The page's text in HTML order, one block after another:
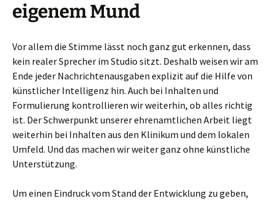
eigenem Mund
Vor allem die Stimme lässt noch ganz gut erkennen, dass
kein realer Sprecher im Studio sitzt. Deshalb weisen wir am
Ende jeder Nachrichtenausgaben explizit auf die Hilfe von
künstlicher Intelligenz hin. Auch bei Inhalten und
Formulierung kontrollieren wir weiterhin, ob alles richtig
ist. Der Schwerpunkt unserer ehrenamtlichen Arbeit liegt
weiterhin bei Inhalten aus den Klinikum und dem lokalen
Umfeld. Und das machen wir weiter ganz ohne künstliche
Unterstützung.
Um einen Eindruck vom Stand der Entwicklung zu geben,